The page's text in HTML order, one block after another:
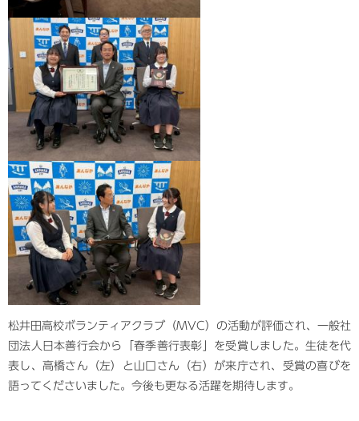
松井田高校ボランティアクラブ（MVC）の活動が評価され、一般社
団法人日本善行会から「春季善行表彰」を受賞しました。生徒を代
表し、高橋さん（左）と山口さん（右）が来庁され、受賞の喜びを
語ってくださいました。今後も更なる活躍を期待します。